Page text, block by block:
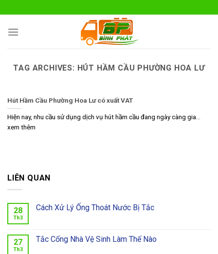
to
content
TAG ARCHIVES: HÚT HẦM CẦU PHƯỜNG HOA LƯ
Hút Hầm Cầu Phường Hoa Lư có xuất VAT
Hiện nay, nhu cầu sử dụng dịch vụ hút hầm cầu đang ngày càng gia...
xem thêm
LIÊN QUAN
28
Th3
Cách Xử Lý Ống Thoát Nước Bị Tắc
27
Th3
Tắc Cống Nhà Vệ Sinh Làm Thế Nào